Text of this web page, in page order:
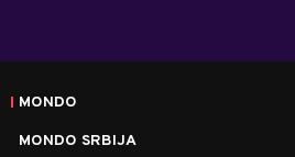
MONDO
MONDO SRBIJA